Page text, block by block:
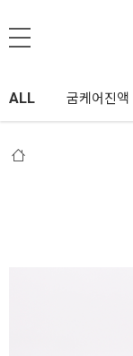
ALL 굼케어진액